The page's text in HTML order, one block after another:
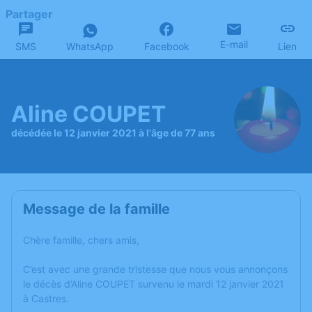
Partager
SMS WhatsApp Facebook E-mail Lien
Aline COUPET
décédée le 12 janvier 2021 à l'âge de 77 ans
Message de la famille
Chère famille, chers amis,
C’est avec une grande tristesse que nous vous annonçons
le décès d’Aline COUPET survenu le mardi 12 janvier 2021
à Castres.